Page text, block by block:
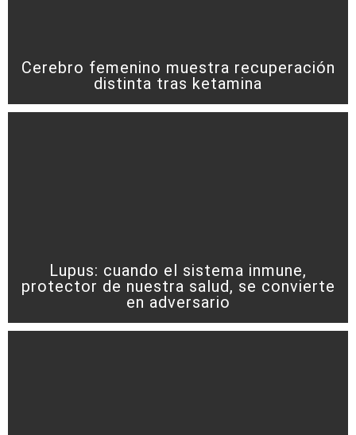
Cerebro femenino muestra recuperación
distinta tras ketamina
Lupus: cuando el sistema inmune,
protector de nuestra salud, se convierte
en adversario